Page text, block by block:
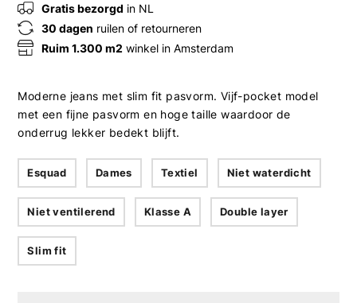
Gratis bezorgd in NL
30 dagen ruilen of retourneren
Ruim 1.300 m2 winkel in Amsterdam
Moderne jeans met slim fit pasvorm. Vijf-pocket model
met een fijne pasvorm en hoge taille waardoor de
onderrug lekker bedekt blijft.
Esquad Dames Textiel Niet waterdicht
Niet ventilerend Klasse A Double layer
Slim fit